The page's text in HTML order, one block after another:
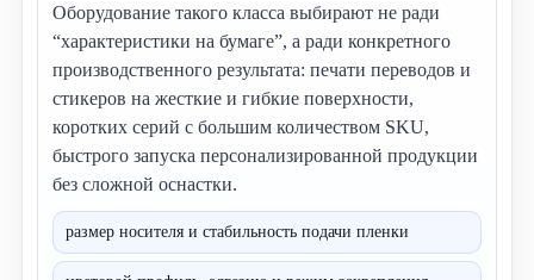
программное обеспечение ПО
Цветовая схема чернил Вт
Оборудование такого класса выбирают не ради
“характеристики на бумаге”, а ради конкретного
производственного результата: печати переводов и
стикеров на жесткие и гибкие поверхности,
коротких серий с большим количеством SKU,
быстрого запуска персонализированной продукции
без сложной оснастки.
размер носителя и стабильность подачи пленки